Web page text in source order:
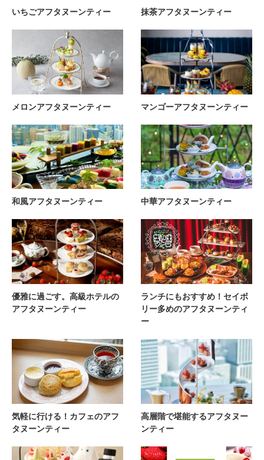
いちごアフタヌーンティー 抹茶アフタヌーンティー
メロンアフタヌーンティー マンゴーアフタヌーンティー
和風アフタヌーンティー 中華アフタヌーンティー
優雅に過ごす。高級ホテルの
アフタヌーンティー
ランチにもおすすめ！セイボ
リー多めのアフタヌーンティ
ー
気軽に行ける！カフェのアフ
タヌーンティー
高層階で堪能するアフタヌー
ンティー